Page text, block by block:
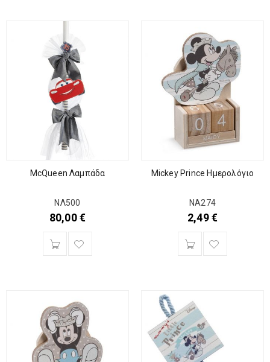
McQueen Λαμπάδα
ΝΛ500
80,00€
Mickey Prince Ημερολόγιο
ΝΑ274
2,49€